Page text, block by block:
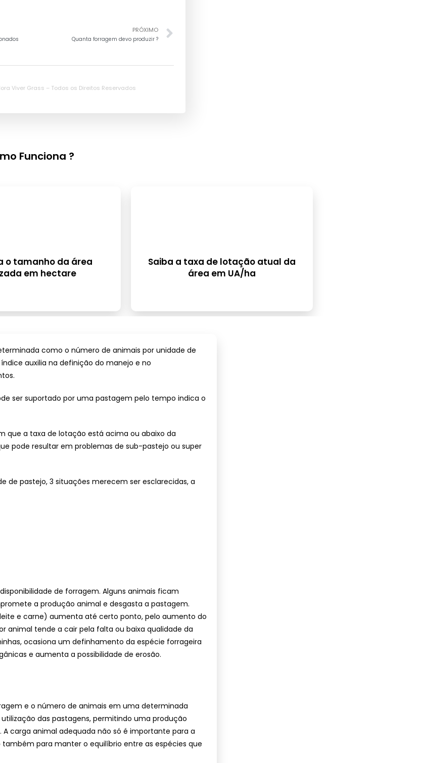
PRÓXIMO
Quanta forragem devo produzir ?
Viver Grass – Todos os Direitos Reservados
Funciona ?
o tamanho da área
em hectare
Saiba a taxa de lotação atual da
área em UA/ha
como o número de animais por unidade de
auxilia na definição do manejo e no
ser suportado por uma pastagem pelo tempo indica o
que a taxa de lotação está acima ou abaixo da
pode resultar em problemas de sub-pastejo ou super
de pastejo, 3 situações merecem ser esclarecidas, a
de forragem. Alguns animais ficam
a produção animal e desgasta a pastagem.
e carne) aumenta até certo ponto, pelo aumento do
animal tende a cair pela falta ou baixa qualidade da
ocasiona um definhamento da espécie forrageira
e aumenta a possibilidade de erosão.
e o número de animais em uma determinada
das pastagens, permitindo uma produção
carga animal adequada não só é importante para a
para manter o equilíbrio entre as espécies que